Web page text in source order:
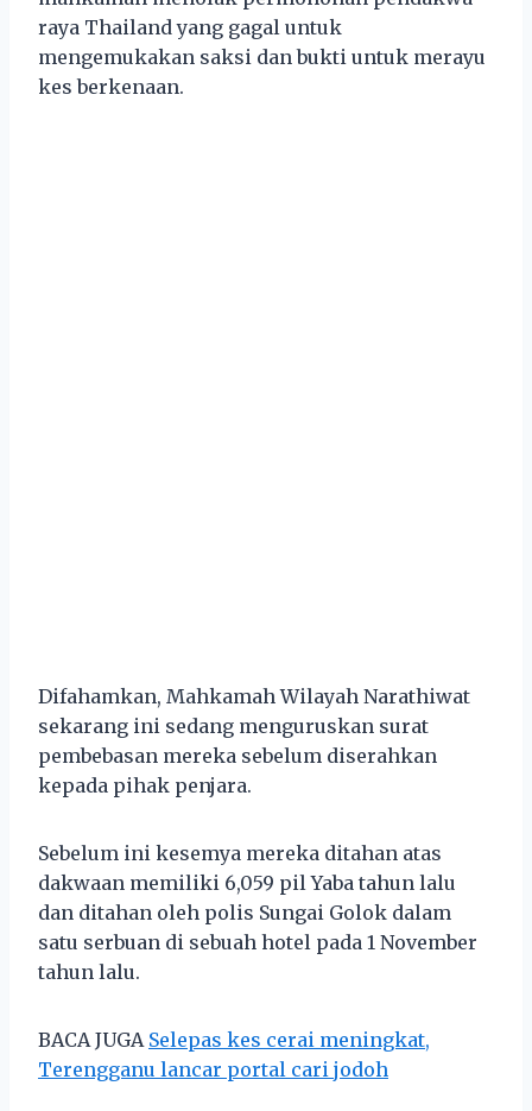
raya Thailand yang gagal untuk
mengemukakan saksi dan bukti untuk merayu
kes berkenaan.
Difahamkan, Mahkamah Wilayah Narathiwat
sekarang ini sedang menguruskan surat
pembebasan mereka sebelum diserahkan
kepada pihak penjara.
Sebelum ini kesemya mereka ditahan atas
dakwaan memiliki 6,059 pil Yaba tahun lalu
dan ditahan oleh polis Sungai Golok dalam
satu serbuan di sebuah hotel pada 1 November
tahun lalu.
BACA JUGA Selepas kes cerai meningkat,
Terengganu lancar portal cari jodoh